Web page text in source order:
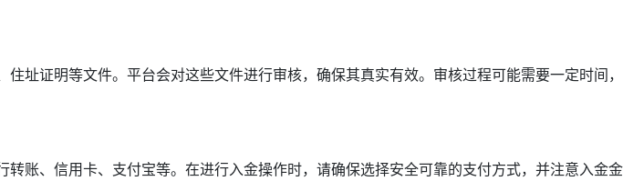
址证明等文件。平台会对这些文件进行审核，确保其真实有效。审核过程可能需要一定时间，
账、信用卡、支付宝等。在进行入金操作时，请确保选择安全可靠的支付方式，并注意入金金